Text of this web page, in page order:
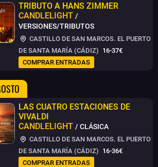
TRIBUTO A HANS ZIMMER
CANDLELIGHT /
VERSIONES/TRIBUTOS
CASTILLO DE SAN MARCOS. EL PUERTO
DE SANTA MARÍA (CÁDIZ) 16-37€
COMPRAR ENTRADAS
LAS CUATRO ESTACIONES DE
VIVALDI
CANDLELIGHT / CLÁSICA
CASTILLO DE SAN MARCOS. EL PUERTO
DE SANTA MARÍA (CÁDIZ) 16-36€
COMPRAR ENTRADAS